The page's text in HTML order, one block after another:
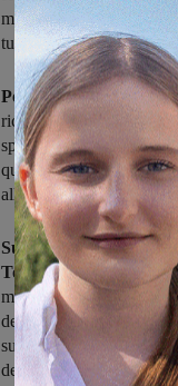
ma non ha portato
tutti auspicavano, e che
Per il futuro, ora, si
ricollocazione di un
specifiche del settore,
questione del sito
alla città, se non sarà
Sul tema è tornato a
Toscana Eugenio
molto forti, io sono stato
dell'azienda Bekaert. Mi
sull'aspetto ambientale
devono verificare le